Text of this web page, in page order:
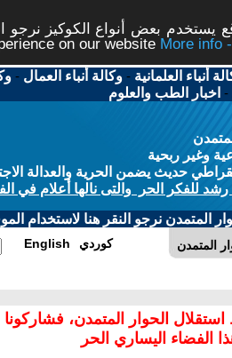
يستخدم بعض أنواع الكوكيز
on our website
أنباء العلمانية -وكالة أنباء العمال -
- اخبار الطب والعلوم
وغير ربحية
حديث يضمن الحرية والعدالة
للفكر الحر والتى نالها أعلام في
المتمدن نرجو النقر هنا لاستخدام
المتمدن English كوردي
استقلال الحوار المتمدن،
الفضاء اليساري الحر